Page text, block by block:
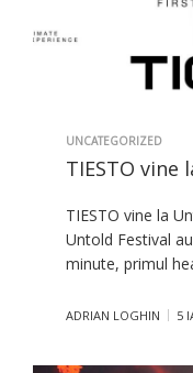
UNCATEGORIZED
TIESTO vine
TIESTO vine la
Untold Festival
minute, primul
ADRIAN LOGHIN 5